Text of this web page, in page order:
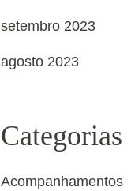
setembro 2023
agosto 2023
Categorias
Acompanhamentos